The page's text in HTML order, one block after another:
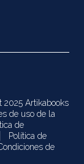
Artikabooks
de uso de la
de
Política de
de